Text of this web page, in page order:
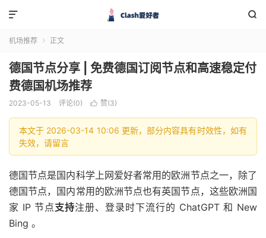


机场推荐  正文
德国节点分享 | 免费德国订阅节点和高速稳定付
费德国机场推荐
2023-05-13 评论(0)  赞(3)
本文于 2026-03-14 10:06 更新，部分内容具有时效性，如有
失效，请留言
德国节点是国内科学上网爱好者常用的欧洲节点之一，除了
德国节点，国内常用的欧洲节点也有英国节点，这些欧洲国
家 IP 节点支持注册、登录时下流行的 ChatGPT 和 New
Bing 。